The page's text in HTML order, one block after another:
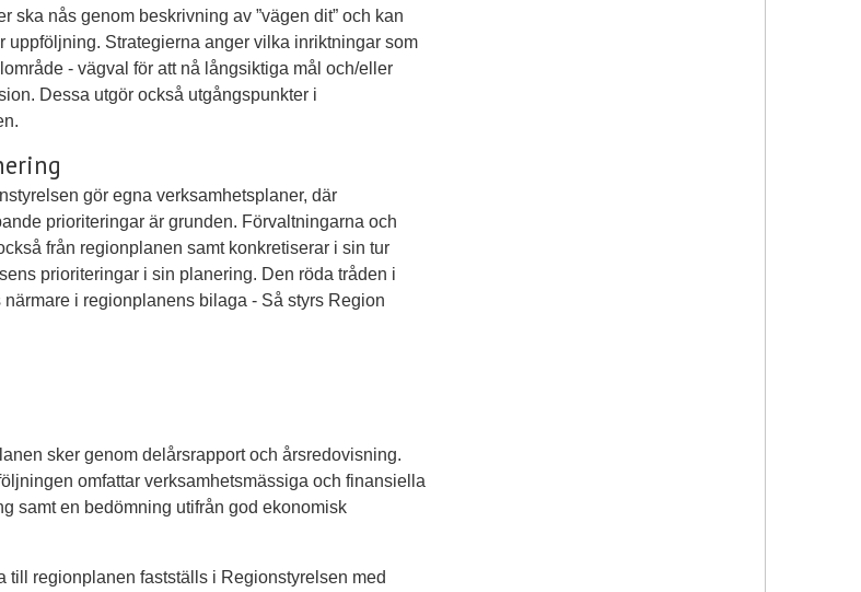
ska nås genom beskrivning av ”vägen dit” och kan
uppföljning. Strategierna anger vilka inriktningar som
- vägval för att nå långsiktiga mål och/eller
Dessa utgör också utgångspunkter i
gör egna verksamhetsplaner, där
prioriteringar är grunden. Förvaltningarna och
från regionplanen samt konkretiserar i sin tur
prioriteringar i sin planering. Den röda tråden i
i regionplanens bilaga - Så styrs Region
sker genom delårsrapport och årsredovisning.
omfattar verksamhetsmässiga och finansiella
samt en bedömning utifrån god ekonomisk
till regionplanen fastställs i Regionstyrelsen med